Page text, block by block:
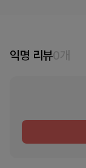
익명 리뷰0개